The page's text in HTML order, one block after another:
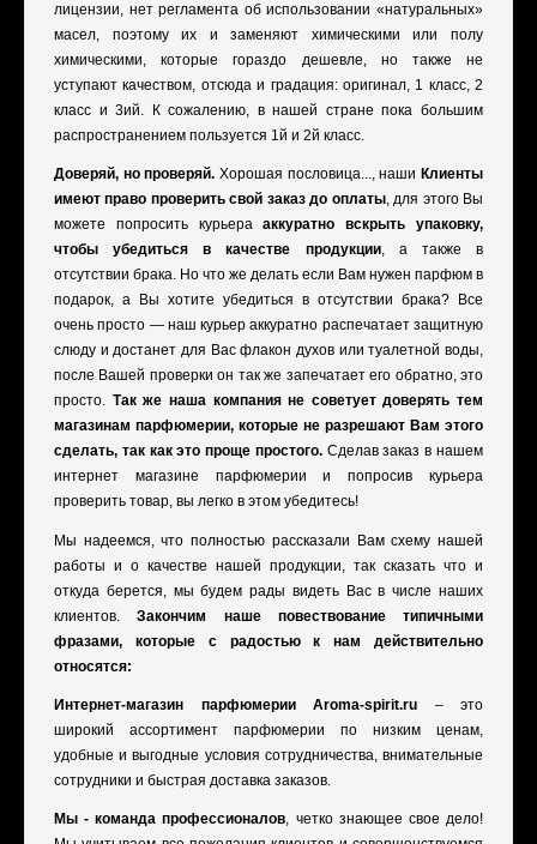
лицензии, нет регламента об использовании «натуральных»
масел, поэтому их и заменяют химическими или полу
химическими, которые гораздо дешевле, но также не
уступают качеством, отсюда и градация: оригинал, 1 класс, 2
класс и 3ий. К сожалению, в нашей стране пока большим
распространением пользуется 1й и 2й класс.
Доверяй, но проверяй. Хорошая пословица..., наши Клиенты
имеют право проверить свой заказ до оплаты, для этого Вы
можете попросить курьерааккуратно вскрыть упаковку,
чтобы убедиться в качестве продукции, а также в
отсутствии брака. Но что же делать если Вам нужен парфюм в
подарок, а Вы хотите убедиться в отсутствии брака? Все
очень просто — наш курьер аккуратно распечатает защитную
слюду и достанет для Вас флакон духов или туалетной воды,
после Вашей проверки он так же запечатает его обратно, это
просто. Так же наша компания не советует доверять тем
магазинам парфюмерии, которые не разрешают Вам этого
сделать, так как это проще простого.Сделав заказ в нашем
интернет магазине парфюмерии и попросив курьера
проверить товар, вы легко в этом убедитесь!
Мы надеемся, что полностью рассказали Вам схему нашей
работы и о качестве нашей продукции, так сказать что и
откуда берется, мы будем рады видеть Вас в числе наших
клиентов.Закончим наше повествование типичными
фразами, которые с радостью к нам действительно
относятся:
Интернет-магазин парфюмерии Aroma-spirit.ru – это
широкий ассортимент парфюмерии по низким ценам,
удобные и выгодные условия сотрудничества, внимательные
сотрудники и быстрая доставка заказов.
Мы - команда профессионалов, четко знающее свое дело!